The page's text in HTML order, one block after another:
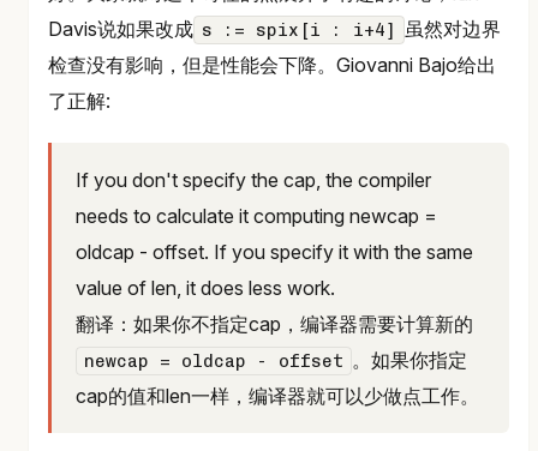
Davis说如果改成 s := spix[i : i+4]
虽然对边界
检查没有影响，但是性能会下降。Giovanni Bajo给出
了正解:
If you don't specify the cap, the compiler
needs to calculate it computing newcap =
oldcap - offset. If you specify it with the same
value of len, it does less work.
翻译：如果你不指定cap，编译器需要计算新的
newcap = oldcap - offset 。如果你指定
cap的值和len一样，编译器就可以少做点工作。